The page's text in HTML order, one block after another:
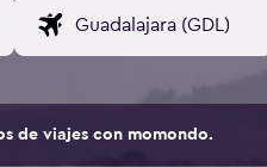
de viajes con momondo.